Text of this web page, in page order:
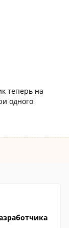
теперь на
одного